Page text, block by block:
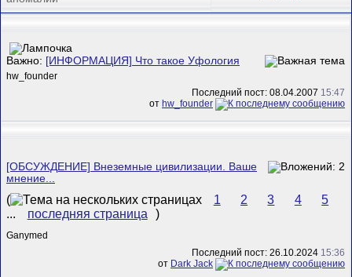
Важно: [ИНФОРМАЦИЯ] Что такое Уфология
hw_founder
Последний пост: 08.04.2007 15:47
от hw_founder
[ОБСУЖДЕНИЕ] Внеземные цивилизации. Ваше
мнение...
( 1 2 3 4
5
...
последняя страница )
Ganymed
Последний пост: 26.10.2024 15:36
от Dark Jack